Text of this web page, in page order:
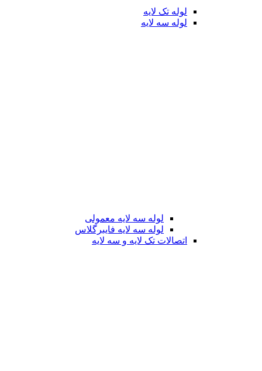
لوله تک لایه
لوله سه لایه
لوله سه لایه معمولی
لوله سه لایه فایبرگلاس
اتصالات تک لایه و سه لایه